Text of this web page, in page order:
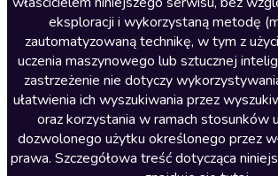
Nauki humanistyczne
Podcasty i audycje
Polityka
Prasa
Religia
Romans
eksploracji i wykorzystaną metodę
zautomatyzowaną technikę, w tym z
uczenia maszynowego lub sztucznej
zastrzeżenie nie dotyczy
ułatwienia ich wyszukiwania przez
oraz korzystania w ramach stosunków
dozwolonego użytku określonego przez
prawa. Szczegółowa treść dotycząca